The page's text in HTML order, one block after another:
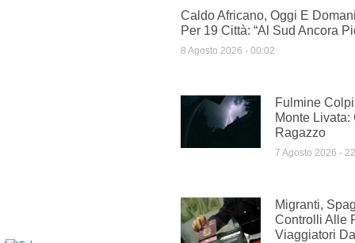
Caldo Africano, Oggi E
Per 19 Città: “Al Sud Ancora
8 Agosto 2026 00:02
Fulmine
Monte Livata:
Ragazzo
7 Agosto 2026
Migranti,
Controlli Alle
Viaggiatori